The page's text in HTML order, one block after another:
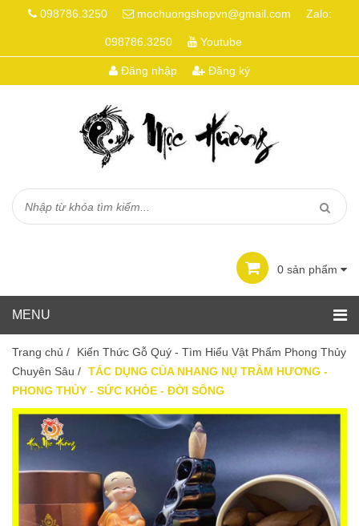
098786.3250 mochuongshopvn@gmail.com Zalo:
098786.3250 Youtube
Đăng nhập Đăng ký
0 sản phẩm
Trang chủ /
Kiến Thức Gỗ Quý - Tìm Hiểu Vật Phẩm Phong Thủy
Chuyên Sâu / TÁC DỤNG CỦA NHANG NỤ TRẦM HƯƠNG -
PHONG THỦY - SỨC KHỎE - ĐỜI SỐNG